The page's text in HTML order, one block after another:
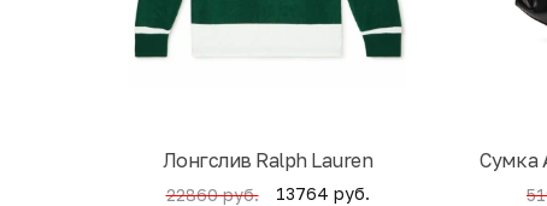
Лонгслив Ralph Lauren
22860 руб. 13764 руб.
Cумка